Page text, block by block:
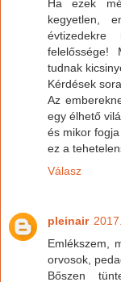
Ha ezek
kegyetlen,
felelőssége!
tudnak
Kérdések
Az
egy élhető
és mikor
ez a
Válasz
pleinair
Emlékszem,
orvosok,
Bőszen